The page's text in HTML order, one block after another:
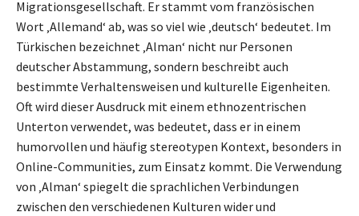
Migrationsgesellschaft. Er stammt vom französischen
Wort ‚Allemand‘ ab, was so viel wie ‚deutsch‘ bedeutet. Im
Türkischen bezeichnet ‚Alman‘ nicht nur Personen
deutscher Abstammung, sondern beschreibt auch
bestimmte Verhaltensweisen und kulturelle Eigenheiten.
Oft wird dieser Ausdruck mit einem ethnozentrischen
Unterton verwendet, was bedeutet, dass er in einem
humorvollen und häufig stereotypen Kontext, besonders in
Online-Communities, zum Einsatz kommt. Die Verwendung
von ‚Alman‘ spiegelt die sprachlichen Verbindungen
zwischen den verschiedenen Kulturen wider und